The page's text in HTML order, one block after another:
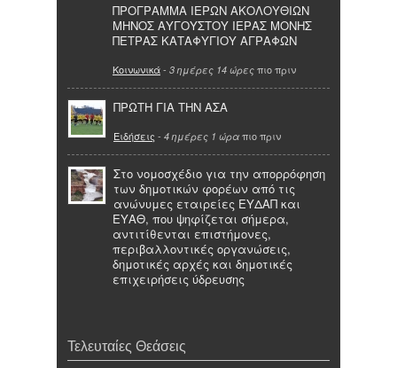
ΠΡΟΓΡΑΜΜΑ ΙΕΡΩΝ ΑΚΟΛΟΥΘΙΩΝ
ΜΗΝΟΣ ΑΥΓΟΥΣΤΟΥ ΙΕΡΑΣ ΜΟΝΗΣ
ΠΕΤΡΑΣ ΚΑΤΑΦΥΓΙΟΥ ΑΓΡΑΦΩΝ
Κοινωνικά- 3 ημέρες 14 ώρες πιο πριν
ΠΡΩΤΗ ΓΙΑ ΤΗΝ ΑΣΑ
Ειδήσεις - 4 ημέρες 1 ώρα πιο πριν
Στο νομοσχέδιο για την απορρόφηση
των δημοτικών φορέων από τις
ανώνυμες εταιρείες ΕΥΔΑΠ και
ΕΥΑΘ, που ψηφίζεται σήμερα,
αντιτίθενται επιστήμονες,
περιβαλλοντικές οργανώσεις,
δημοτικές αρχές και δημοτικές
επιχειρήσεις ύδρευσης
Τελευταίες Θεάσεις